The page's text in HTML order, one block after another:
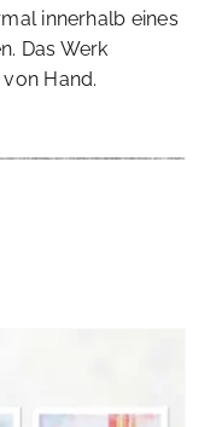
innerhalb eines
Das Werk
Hand.